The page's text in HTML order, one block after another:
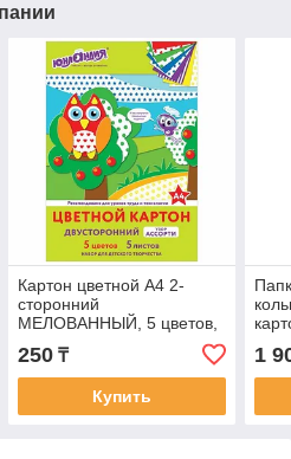
Картон цветной А4 2-
сторонний
МЕЛОВАННЫЙ, 5 цветов,
РИСУНОК на обороте,
папка, ЮНЛАНДИЯ,
200х290 мм
250₸
Купить
250
1